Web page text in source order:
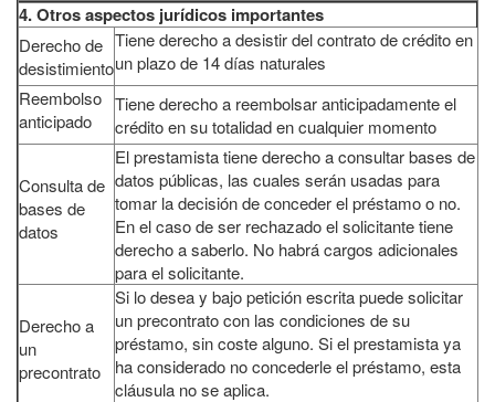
4. Otros aspectos jurídicos importantes
Derecho de
desistimiento
Tiene derecho a desistir del contrato de crédito en
un plazo de 14 días naturales
Reembolso
anticipado
Tiene derecho a reembolsar anticipadamente el
crédito en su totalidad en cualquier momento
Consulta de
bases de
datos
El prestamista tiene derecho a consultar bases de
datos públicas, las cuales serán usadas para
tomar la decisión de conceder el préstamo o no.
En el caso de ser rechazado el solicitante tiene
derecho a saberlo. No habrá cargos adicionales
para el solicitante.
Derecho a
un
precontrato
Si lo desea y bajo petición escrita puede solicitar
un precontrato con las condiciones de su
préstamo, sin coste alguno. Si el prestamista ya
ha considerado no concederle el préstamo, esta
cláusula no se aplica.